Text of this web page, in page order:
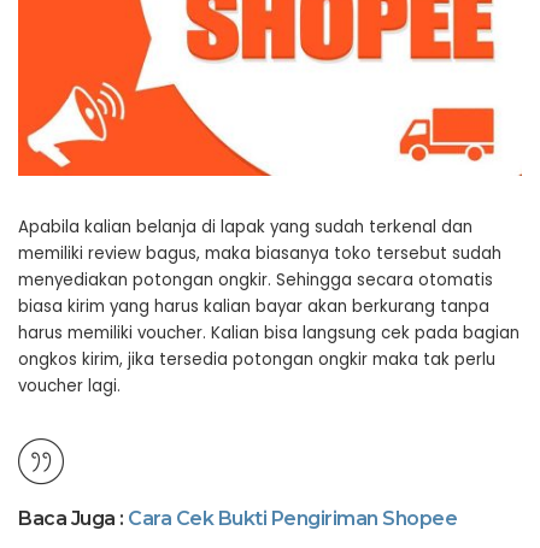
Apabila kalian belanja di lapak yang sudah terkenal dan
memiliki review bagus, maka biasanya toko tersebut sudah
menyediakan potongan ongkir. Sehingga secara otomatis
biasa kirim yang harus kalian bayar akan berkurang tanpa
harus memiliki voucher. Kalian bisa langsung cek pada bagian
ongkos kirim, jika tersedia potongan ongkir maka tak perlu
voucher lagi.
Baca Juga : Cara Cek Bukti Pengiriman Shopee